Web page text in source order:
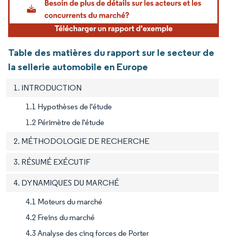
Table des matières du rapport sur le secteur de
la sellerie automobile en Europe
1. INTRODUCTION
1.1 Hypothèses de l'étude
1.2 Périmètre de l'étude
2. MÉTHODOLOGIE DE RECHERCHE
3. RÉSUMÉ EXÉCUTIF
4. DYNAMIQUES DU MARCHÉ
4.1 Moteurs du marché
4.2 Freins du marché
4.3 Analyse des cinq forces de Porter